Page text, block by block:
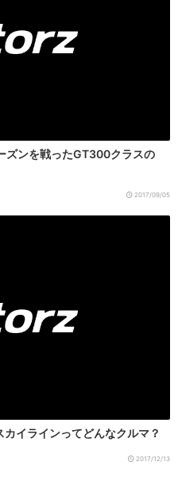
ズンを戦ったGT300クラスの
2017/09/05
イラインってどんなクルマ？
2017/12/13